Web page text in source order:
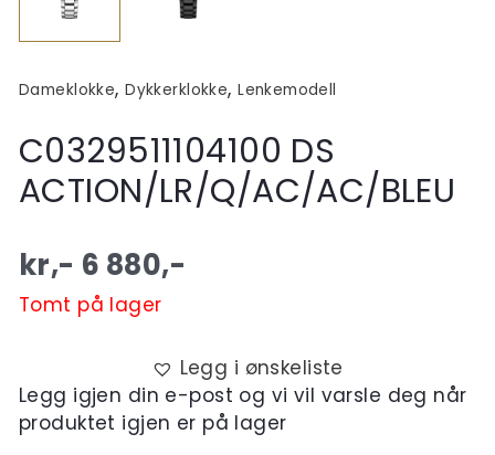
Dameklokke,Dykkerklokke,Lenkemodell
C0329511104100 DS
ACTION/LR/Q/AC/AC/BLEU
kr,- 6 880,-
Tomt på lager
Legg i ønskeliste
Legg igjen din e-post og vi vil varsle deg når
produktet igjen er på lager